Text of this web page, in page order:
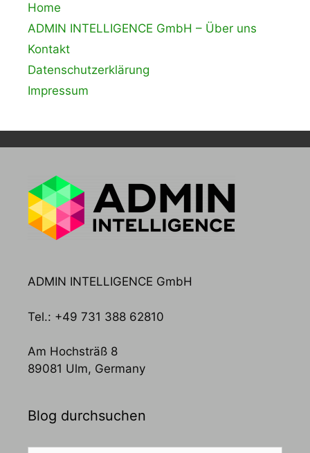
Home
ADMIN INTELLIGENCE GmbH – Über uns
Kontakt
Datenschutzerklärung
Impressum
ADMIN INTELLIGENCE GmbH
Tel.: +49 731 388 62810
Am Hochsträß 8
89081 Ulm, Germany
Blog durchsuchen